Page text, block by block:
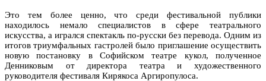
Это тем более ценно, что среди фестивальной публики
находилось немало специалистов в сфере театрального
искусства, а игрался спектакль по-русски без перевода. Одним из
итогов триумфальных гастролей было приглашение осуществить
новую постановку в Софийском театре кукол, полученное
Денниковым от директора театра и художественного
руководителя фестиваля Кирякоса Аргиропулоса.